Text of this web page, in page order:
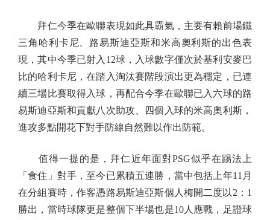
拜仁今季在歐聯表現如此具霸氣，主要有賴前場鐵
三角哈利卡尼、路易斯迪亞斯和米高奧利斯的出色表
現，其中今季已射入12球，入球數字僅次於基利安麥巴
比的哈利卡尼，在踏入淘汰賽階段演出更為穩定，已連
續三場比賽取得入球，再配合今季在歐聯已入六球的路
易斯迪亞斯和貢獻八次助攻、四個入球的米高奧利斯，
進攻多點開花下對手防線自然難以作出防範。
值得一提的是，拜仁近年面對PSG似乎在踢法上
「食住」對手，至今已累積五連勝，當中包括上年11月
在分組賽時，作客憑路易斯迪亞斯個人梅開二度以2：1
勝出，當時球隊更是整個下半場也是10人應戰，足證球